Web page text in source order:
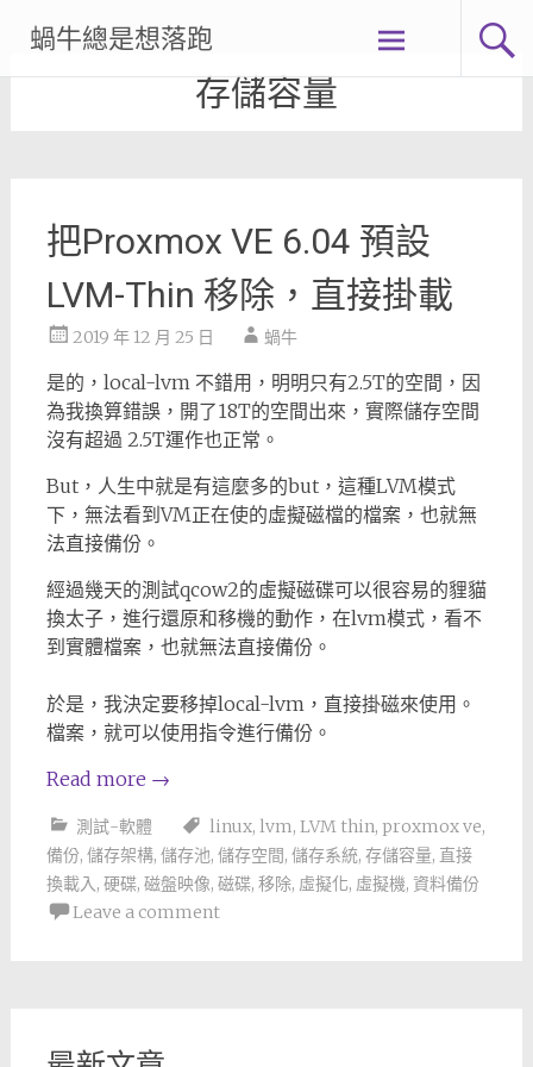
content
蝸牛總是想落跑
存儲容量
把Proxmox VE 6.04 預設
LVM-Thin 移除，直接掛載
2019 年 12 月 25 日 蝸牛
是的，local-lvm 不錯用，明明只有2.5T的空間，因
為我換算錯誤，開了18T的空間出來，實際儲存空間
沒有超過 2.5T運作也正常。
But，人生中就是有這麼多的but，這種LVM模式
下，無法看到VM正在使的虛擬磁檔的檔案，也就無
法直接備份。
經過幾天的測試qcow2的虛擬磁碟可以很容易的貍貓
換太子，進行還原和移機的動作，在lvm模式，看不
到實體檔案，也就無法直接備份。
於是，我決定要移掉local-lvm，直接掛磁來使用。
檔案，就可以使用指令進行備份。
Read more →
測試-軟體 linux, lvm, LVM thin, proxmox ve,
備份, 儲存架構, 儲存池, 儲存空間, 儲存系統, 存儲容量, 直接
換載入, 硬碟, 磁盤映像, 磁碟, 移除, 虛擬化, 虛擬機, 資料備份
Leave a comment